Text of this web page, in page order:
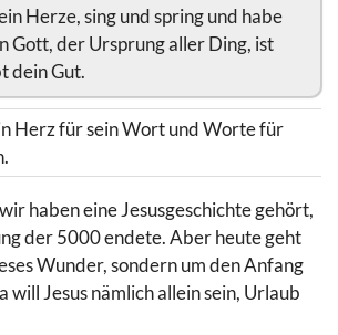
Herze, sing und spring und habe
Gott, der Ursprung aller Ding, ist
dein Gut.
Herz für sein Wort und Worte für
haben eine Jesusgeschichte gehört,
der 5000 endete. Aber heute geht
Wunder, sondern um den Anfang
will Jesus nämlich allein sein, Urlaub